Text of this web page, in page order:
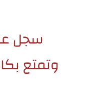
سجل
وتمتع